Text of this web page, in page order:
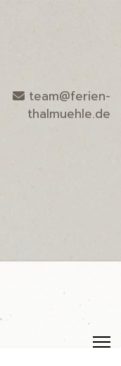
team@ferien-
thalmuehle.de